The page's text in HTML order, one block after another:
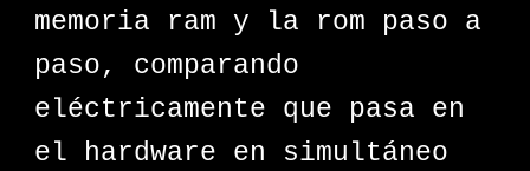
memoria ram y la rom paso a
paso, comparando
eléctricamente que pasa en
el hardware en simultáneo